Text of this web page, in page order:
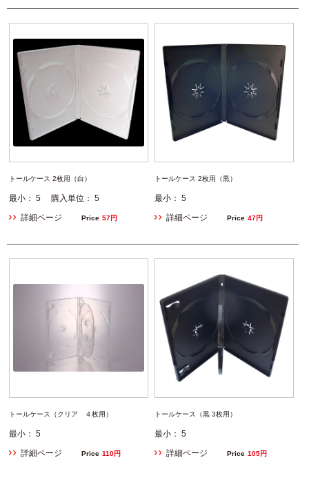
トールケース 2枚用（白）
最小： 5 購入単位： 5
詳細ページ
Price 57円
トールケース 2枚用（黒）
最小： 5
詳細ページ
Price 47円
トールケース（クリア ４枚用）
最小： 5
詳細ページ
Price 110円
トールケース（黒 3枚用）
最小： 5
詳細ページ
Price 105円